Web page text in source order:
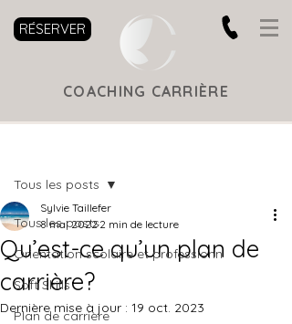
RÉSERVER
COACHING CARRIÈRE
Tous les posts
Orientation scolaire et professionn
Soft Skills
Plan de carrière
Tous les posts
Qu’est-ce qu’un plan de
carrière?
Sylvie Taillefer
8 mai 2022 2 min de lecture
Dernière mise à jour : 19 oct. 2023